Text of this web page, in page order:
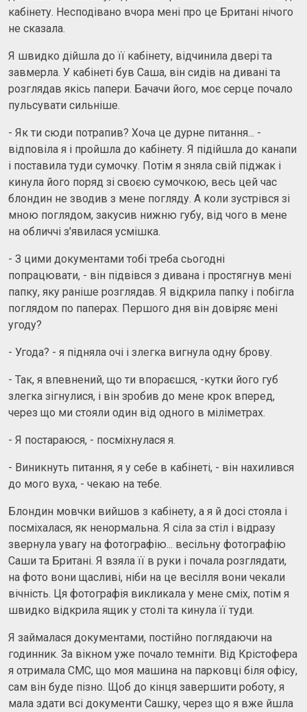
кабінету. Несподівано вчора мені про це Британі нічого
не сказала.
Я швидко дійшла до її кабінету, відчинила двері та
завмерла. У кабінеті був Саша, він сидів на дивані та
розглядав якісь папери. Бачачи його, моє серце почало
пульсувати сильніше.
- Як ти сюди потрапив? Хоча це дурне питання... -
відповіла я і пройшла до кабінету. Я підійшла до канапи
і поставила туди сумочку. Потім я зняла свій піджак і
кинула його поряд зі своєю сумочкою, весь цей час
блондин не зводив з мене погляду. А коли зустрівся зі
мною поглядом, закусив нижню губу, від чого в мене
на обличчі з'явилася усмішка.
- З цими документами тобі треба сьогодні
попрацювати, - він підвівся з дивана і простягнув мені
папку, яку раніше розглядав. Я відкрила папку і побігла
поглядом по паперах. Першого дня він довіряє мені
угоду?
- Угода? - я підняла очі і злегка вигнула одну брову.
- Так, я впевнений, що ти впораєшся, -кутки його губ
злегка зігнулися, і він зробив до мене крок вперед,
через що ми стояли один від одного в міліметрах.
- Я постараюся, - посміхнулася я.
- Виникнуть питання, я у себе в кабінеті, - він нахилився
до мого вуха, - чекаю на тебе.
Блондин мовчки вийшов з кабінету, а я й досі стояла і
посміхалася, як ненормальна. Я сіла за стіл і відразу
звернула увагу на фотографію... весільну фотографію
Саши та Британі. Я взяла її в руки і почала розглядати,
на фото вони щасливі, ніби на це весілля вони чекали
вічність. Ця фотографія викликала у мене сміх, потім я
швидко відкрила ящик у столі та кинула її туди.
Я займалася документами, постійно поглядаючи на
годинник. За вікном уже почало темніти. Від Крістофера
я отримала СМС, що моя машина на парковці біля офісу,
сам він буде пізно. Щоб до кінця завершити роботу, я
мала здати всі документи Сашку, через що я вже йшла